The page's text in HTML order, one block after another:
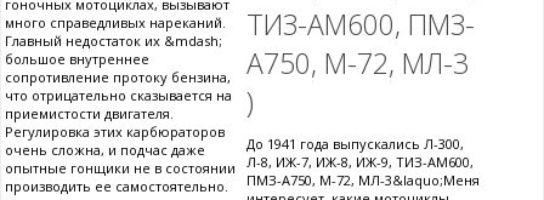
гоночных мотоциклах, вызывают
много справедливых нареканий.
Главный недостаток их &mdash;
большое внутреннее
сопротивление протоку бензина,
что отрицательно сказывается на
приемистости двигателя.
Регулировка этих карбюраторов
очень сложна, и подчас даже
опытные гонщики не в состоянии
производить ее самостоятельно.
ТИЗ-АМ600, ПМЗ-
А750, М-72, МЛ-3
)
До 1941 года выпускались Л-300,
Л-8, ИЖ-7, ИЖ-8, ИЖ-9, ТИЗ-АМ600,
ПМЗ-А750, М-72, МЛ-3&laquo;Меня